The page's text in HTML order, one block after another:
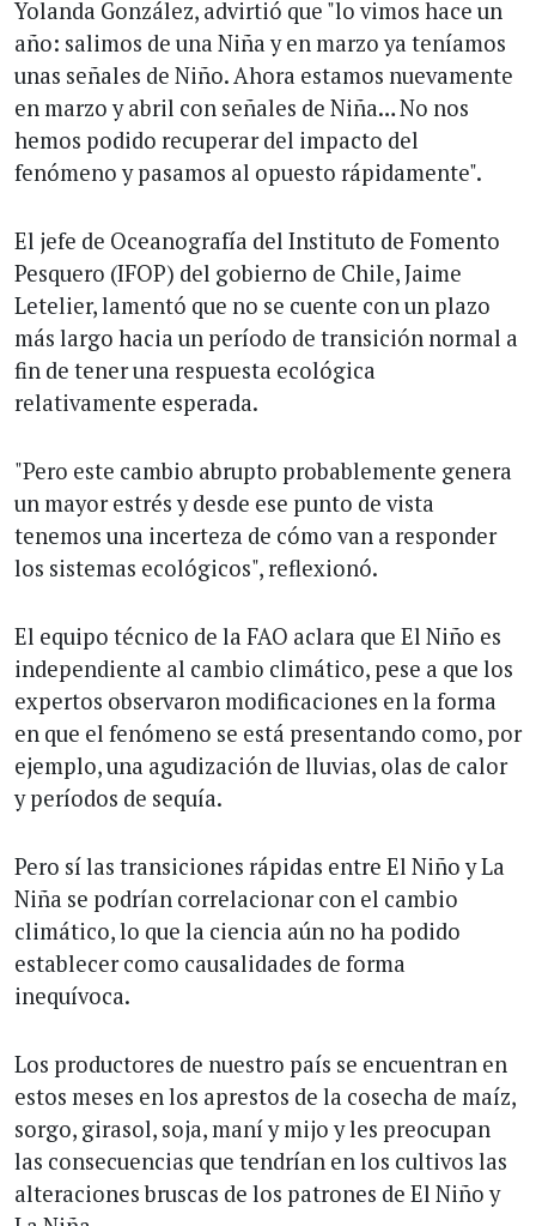
Yolanda González, advirtió que "lo vimos hace un
año: salimos de una Niña y en marzo ya teníamos
unas señales de Niño. Ahora estamos nuevamente
en marzo y abril con señales de Niña… No nos
hemos podido recuperar del impacto del
fenómeno y pasamos al opuesto rápidamente".
El jefe de Oceanografía del Instituto de Fomento
Pesquero (IFOP) del gobierno de Chile, Jaime
Letelier, lamentó que no se cuente con un plazo
más largo hacia un período de transición normal a
fin de tener una respuesta ecológica
relativamente esperada.
"Pero este cambio abrupto probablemente genera
un mayor estrés y desde ese punto de vista
tenemos una incerteza de cómo van a responder
los sistemas ecológicos", reflexionó.
El equipo técnico de la FAO aclara que El Niño es
independiente al cambio climático, pese a que los
expertos observaron modificaciones en la forma
en que el fenómeno se está presentando como, por
ejemplo, una agudización de lluvias, olas de calor
y períodos de sequía.
Pero sí las transiciones rápidas entre El Niño y La
Niña se podrían correlacionar con el cambio
climático, lo que la ciencia aún no ha podido
establecer como causalidades de forma
inequívoca.
Los productores de nuestro país se encuentran en
estos meses en los aprestos de la cosecha de maíz,
sorgo, girasol, soja, maní y mijo y les preocupan
las consecuencias que tendrían en los cultivos las
alteraciones bruscas de los patrones de El Niño y